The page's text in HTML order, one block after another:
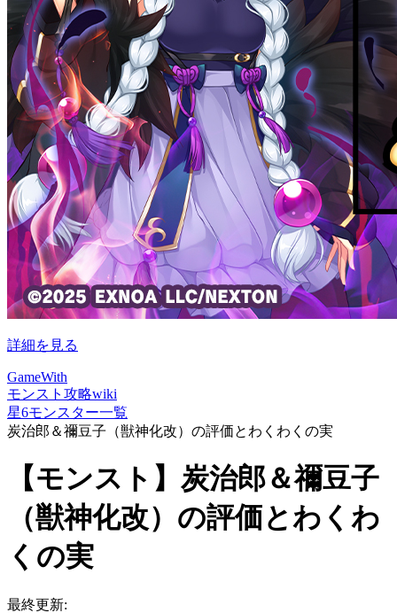
詳細を見る
GameWith
モンスト攻略wiki
星6モンスター一覧
炭治郎＆禰豆子（獣神化改）の評価とわくわくの実
【モンスト】炭治郎＆禰豆子
（獣神化改）の評価とわくわ
くの実
最終更新: